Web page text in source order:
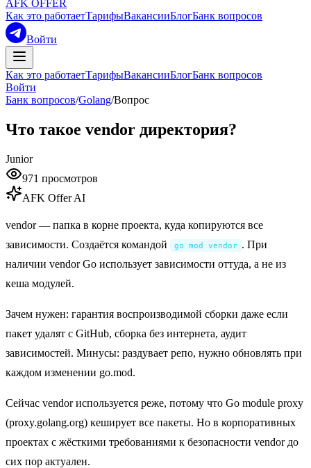
AFK OFFER
Как это работаетТарифыВакансииБлогБанк вопросов
Войти
Как это работаетТарифыВакансииБлогБанк вопросов
Войти
Банк вопросов/Golang/Вопрос
Что такое vendor директория?
Junior
971 просмотров
AFK Offer AI
vendor — папка в корне проекта, куда копируются все
зависимости. Создаётся командой
go mod vendor . При
наличии vendor Go использует зависимости оттуда, а не из
кеша модулей.
Зачем нужен: гарантия воспроизводимой сборки даже если
пакет удалят с GitHub, сборка без интернета, аудит
зависимостей. Минусы: раздувает репо, нужно обновлять при
каждом изменении go.mod.
Сейчас vendor используется реже, потому что Go module proxy
(proxy.golang.org) кеширует все пакеты. Но в корпоративных
проектах с жёсткими требованиями к безопасности vendor до
сих пор актуален.